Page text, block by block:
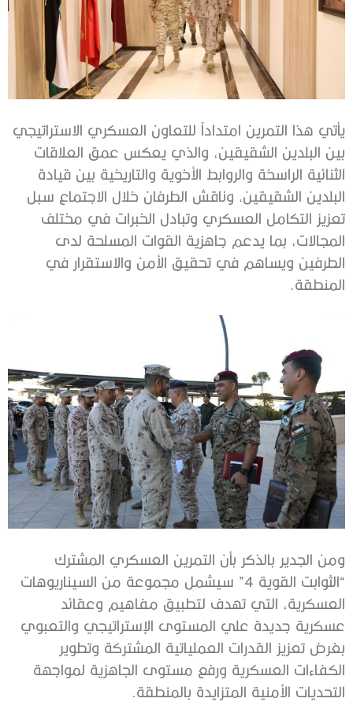
يأتي هذا التمرين امتداداً للتعاون العسكري الاستراتيجي
بين البلدين الشقيقين، والذي يعكس عمق العلاقات
الثنائية الراسخة والروابط الأخوية والتاريخية بين قيادة
البلدين الشقيقين, وناقش الطرفان خلال الاجتماع سبل
تعزيز التكامل العسكري وتبادل الخبرات في مختلف
المجالات، بما يدعم جاهزية القوات المسلحة لدى
الطرفين ويساهم في تحقيق الأمن والاستقرار في
المنطقة.
ومن الجدير بالذكر بأن التمرين العسكري المشترك
“الثوابت القوية 4” سيشمل مجموعة من السيناريوهات
العسكرية، التي تهدف لتطبيق مفاهيم وعقائد
عسكرية جديدة علي المستوى الإستراتيجي والتعبوي
بغرض تعزيز القدرات العملياتية المشتركة وتطوير
الكفاءات العسكرية ورفع مستوى الجاهزية لمواجهة
التحديات الأمنية المتزايدة بالمنطقة.